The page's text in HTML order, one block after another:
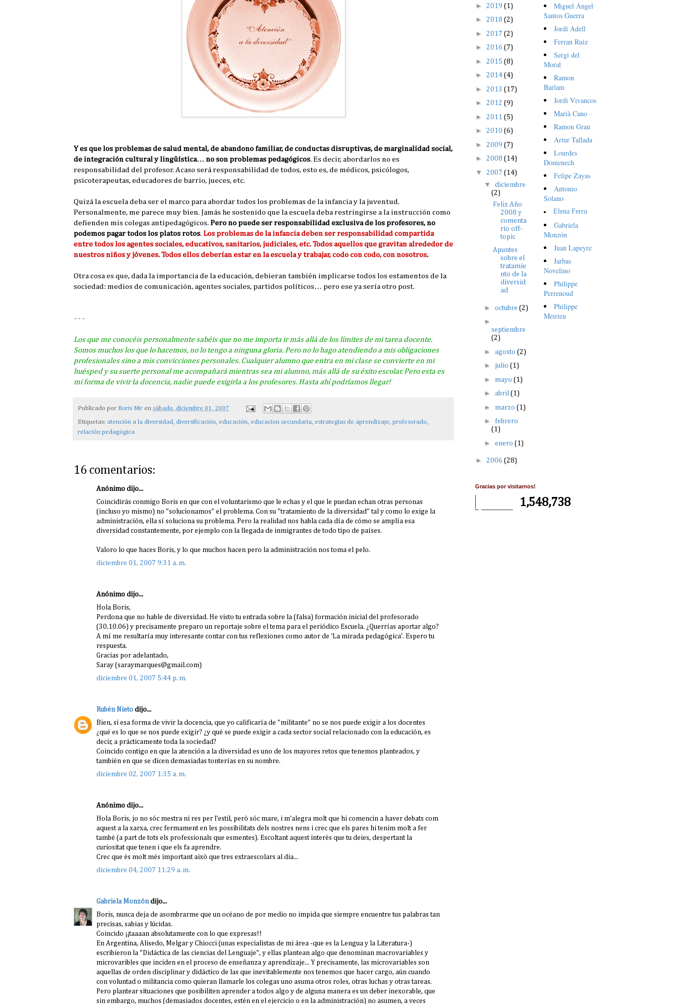
Y es que los problemas de salud mental, de abandono familiar, de conductas disruptivas, de marginalidad social,
de integración cultural y lingüística… no son problemas pedagógicos. Es decir, abordarlos no es
responsabilidad del profesor. Acaso será responsabilidad de todos, esto es, de médicos, psicólogos,
psicoterapeutas, educadores de barrio, jueces, etc.
Quizá la escuela deba ser el marco para abordar todos los problemas de la infancia y la juventud.
Personalmente, me parece muy bien. Jamás he sostenido que la escuela deba restringirse a la instrucción como
defienden mis colegas antipedagógicos. Pero no puede ser responsabilidad exclusiva de los profesores, no
podemos pagar todos los platos rotos. Los problemas de la infancia deben ser responsabilidad compartida
entre todos los agentes sociales, educativos, sanitarios, judiciales, etc. Todos aquellos que gravitan alrededor de
nuestros niños y jóvenes. Todos ellos deberían estar en la escuela y trabajar, codo con codo, con nosotros.
Otra cosa es que, dada la importancia de la educación, debieran también implicarse todos los estamentos de la
sociedad: medios de comunicación, agentes sociales, partidos políticos… pero ese ya sería otro post.
- - -
Los que me conocéis personalmente sabéis que no me importa ir más allá de los límites de mi tarea docente.
Somos muchos los que lo hacemos, no lo tengo a ninguna gloria. Pero no lo hago atendiendo a mis obligaciones
profesionales sino a mis convicciones personales. Cualquier alumno que entra en mi clase se convierte en mi
huésped y su suerte personal me acompañará mientras sea mi alumno, más allá de su éxito escolar. Pero esta es
mi forma de vivir la docencia, nadie puede exigirla a los profesores. Hasta ahí podríamos llegar!
Publicado por Boris Mir en sábado, diciembre 01, 2007
Etiquetas: atención a la diversidad, diversificación, educación, educacion secundaria, estrategias de aprendizaje, profesorado,
relación pedagógica
16 comentarios:
Anónimo dijo...
Coincidirás conmigo Boris en que con el voluntarismo que le echas y el que le puedan echan otras personas
(incluso yo mismo) no "solucionamos" el problema. Con su "tratamiento de la diversidad" tal y como lo exige la
administración, ella sí soluciona su problema. Pero la realidad nos habla cada día de cómo se amplía esa
diversidad constantemente, por ejemplo con la llegada de inmigrantes de todo tipo de países.
Valoro lo que haces Boris, y lo que muchos hacen pero la administración nos toma el pelo.
diciembre 01, 2007 9:31 a. m.
Anónimo dijo...
Hola Boris,
Perdona que no hable de diversidad. He visto tu entrada sobre la (falsa) formación inicial del profesorado
(30.10.06) y precisamente preparo un reportaje sobre el tema para el periódico Escuela. ¿Querrías aportar algo?
A mí me resultaría muy interesante contar con tus reflexiones como autor de 'La mirada pedagógica'. Espero tu
respuesta.
Gracias por adelantado,
Saray (saraymarques@gmail.com)
diciembre 01, 2007 5:44 p. m.
Rubén Nieto dijo...
Bien, si esa forma de vivir la docencia, que yo calificaría de "militante" no se nos puede exigir a los docentes
¿qué es lo que se nos puede exigir? ¿y qué se puede exigir a cada sector social relacionado con la educación, es
decir, a prácticamente toda la sociedad?
Coincido contigo en que la atención a la diversidad es uno de los mayores retos que tenemos planteados, y
también en que se dicen demasiadas tonterías en su nombre.
diciembre 02, 2007 1:35 a. m.
Anónimo dijo...
Hola Boris, jo no sóc mestra ni res per l'estil, però sóc mare, i m'alegra molt que hi comencin a haver debats com
aquest a la xarxa, crec fermament en les possibilitats dels nostres nens i crec que els pares hi tenim molt a fer
també (a part de tots els professionals que esmentes). Escoltant aquest interès que tu deies, despertant la
curiositat que tenen i que els fa aprendre.
Crec que és molt més important això que tres extraescolars al dia...
diciembre 04, 2007 11:29 a. m.
Gabriela Monzón dijo...
Boris, nunca deja de asombrarme que un océano de por medio no impida que siempre encuentre tus palabras tan
precisas, sabias y lúcidas.
Coincido ¡¡taaaan absolutamente con lo que expresas!!
En Argentina, Alisedo, Melgar y Chiocci (unas especialistas de mi área -que es la Lengua y la Literatura-)
escribieron la "Didáctica de las ciencias del Lenguaje", y ellas plantean algo que denominan macrovariables y
microvaribles que inciden en el proceso de enseñanza y aprendizaje... Y precisamente, las microvariables son
aquellas de orden disciplinar y didáctico de las que inevitablemente nos tenemos que hacer cargo, aún cuando
con voluntad o militancia como quieran llamarle los colegas uno asuma otros roles, otras luchas y otras tareas.
Pero plantear situaciones que posibiliten aprender a todos algo y de alguna manera es un deber inexorable, que
sin embargo, muchos (demasiados docentes, estén en el ejercicio o en la administración) no asumen, a veces
► 2019 (1)
► 2018 (2)
► 2017 (2)
► 2016 (7)
► 2015 (8)
► 2014 (4)
► 2013 (17)
► 2012 (9)
► 2011 (5)
► 2010 (6)
► 2009 (7)
► 2008 (14)
▼ 2007 (14)
▼ diciembre
(2)
Feliz Año
2008 y
comenta
rio off-
topic
Apuntes
sobre el
tratamie
nto de la
diversid
ad
► octubre (2)
►
septiembre
(2)
► agosto (2)
► julio (1)
► mayo (1)
► abril (1)
► marzo (1)
►
febrero
(1)
► enero (1)
► 2006 (28)
Miguel Ángel
Santos Guerra
Jordi Adell
Ferran Ruiz
Sergi del
Moral
Ramon
Barlam
Jordi Vivancos
Marià Cano
Ramon Grau
Artur Tallada
Lourdes
Domenech
Felipe Zayas
Antonio
Solano
Elena Ferro
Gabriela
Monzón
Juan Lapeyre
Jarbas
Novelino
Philippe
Perrenoud
Philippe
Meirieu
Gracias por visitarnos!
1,548,738